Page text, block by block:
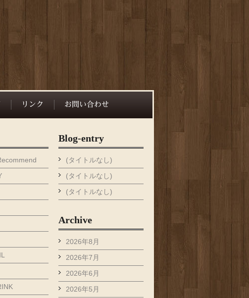
Blog-entry
(タイトルなし)
(タイトルなし)
(タイトルなし)
Archive
2026年8月
2026年7月
2026年6月
2026年5月